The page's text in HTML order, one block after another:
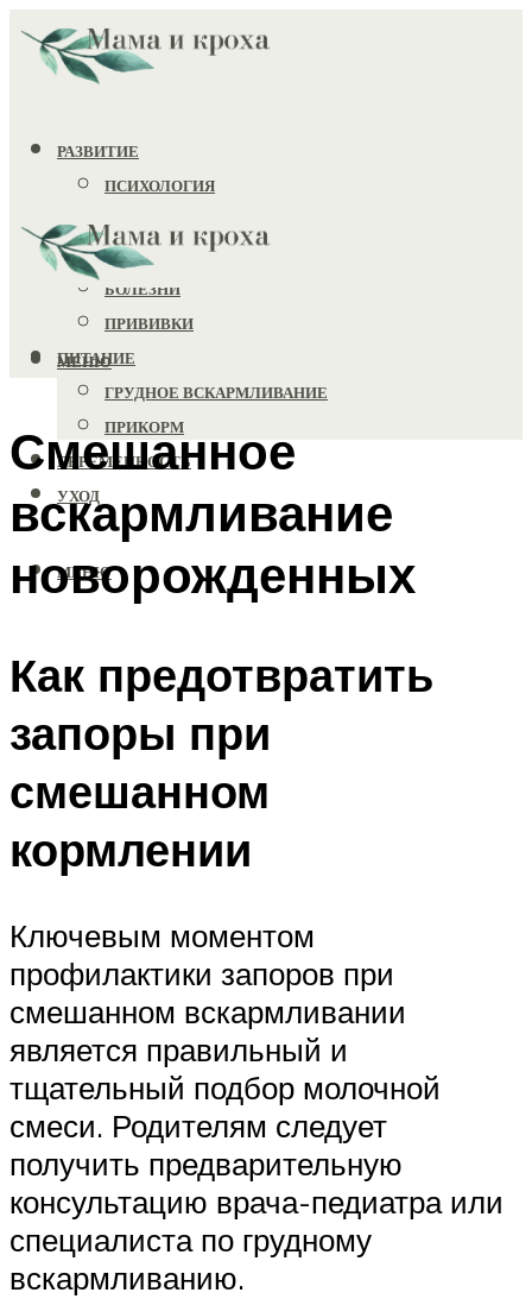
РАЗВИТИЕ
ПСИХОЛОГИЯ
ИГРУШКИ
ЗДОРОВЬЕ
БОЛЕЗНИ
ПРИВИВКИ
ПИТАНИЕ
ГРУДНОЕ ВСКАРМЛИВАНИЕ
ПРИКОРМ
БЕРЕМЕННОСТЬ
УХОД
МЕНЮ
МЕНЮ
Смешанное
вскармливание
новорожденных
Как предотвратить
запоры при
смешанном
кормлении
Ключевым моментом
профилактики запоров при
смешанном вскармливании
является правильный и
тщательный подбор молочной
смеси. Родителям следует
получить предварительную
консультацию врача-педиатра или
специалиста по грудному
вскармливанию.